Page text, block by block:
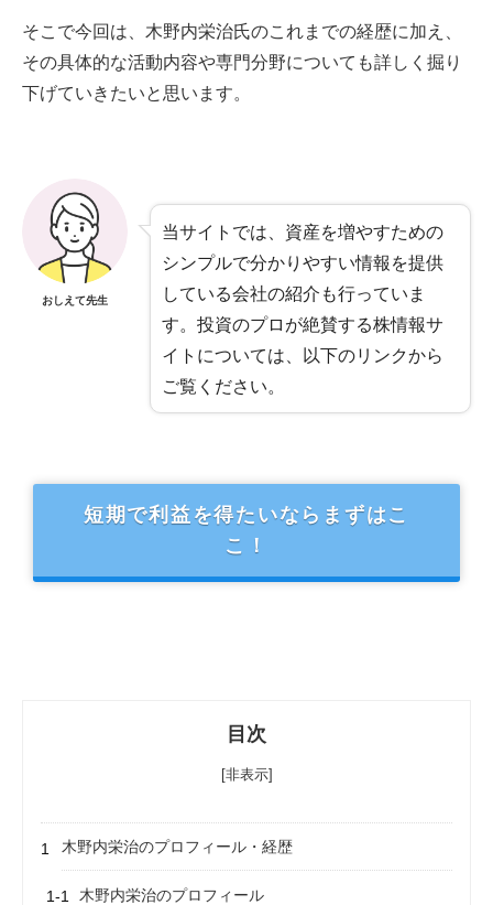
そこで今回は、木野内栄治氏のこれまでの経歴に加え、
その具体的な活動内容や専門分野についても詳しく掘り
下げていきたいと思います。
おしえて先生
当サイトでは、資産を増やすための
シンプルで分かりやすい情報を提供
している会社の紹介も行っていま
す。投資のプロが絶賛する株情報サ
イトについては、以下のリンクから
ご覧ください。
短期で利益を得たいならまずはこ
こ！
目次
[非表示]
木野内栄治のプロフィール・経歴
木野内栄治のプロフィール